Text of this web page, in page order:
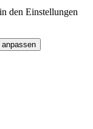
den Einstellungen